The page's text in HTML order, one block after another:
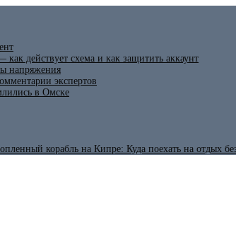
действует схема и как защитить аккаунт
напряжения
экспертов
в Омске
корабль на Кипре: Куда поехать на отдых